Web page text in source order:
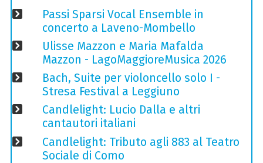
Passi Sparsi Vocal Ensemble in
concerto a Laveno-Mombello
Ulisse Mazzon e Maria Mafalda
Mazzon - LagoMaggioreMusica 2026
Bach, Suite per violoncello solo I -
Stresa Festival a Leggiuno
Candlelight: Lucio Dalla e altri
cantautori italiani
Candlelight: Tributo agli 883 al Teatro
Sociale di Como